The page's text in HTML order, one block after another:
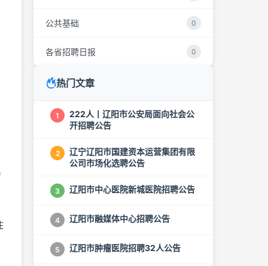
公共基础 0
各省招聘日报 0
热门文章
1
222人丨辽阳市公安局面向社会公
开招聘公告
2
辽宁辽阳市国建资本运营集团有限
公司市场化选聘公告
3 辽阳市中心医院新城医院招聘公告
4 辽阳市融媒体中心招聘公告
5 辽阳市肿瘤医院招聘32人公告